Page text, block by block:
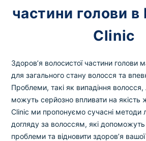
частини голови
Clinic
Здоров’я волосистої частини голови
для загального стану волосся та
Проблеми, такі як випадіння
можуть серйозно впливати на якість
Clinic ми пропонуємо сучасні методи
догляду за волоссям, які допоможуть
проблеми та відновити здоров’я
Номер телефону*